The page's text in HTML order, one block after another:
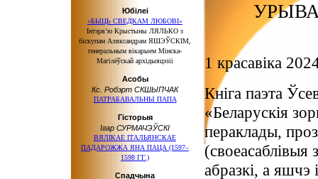
Юбілеі
«БЫЦЬ СВЕДКАМ ЛЮБОВІ»
Інтэрв’ю Крыстыны ЛЯЛЬКО з
біскупам Аляксандрам ЯШЭЎСКІМ,
генеральным вікарыем Мінска-
Магілёўскай архідыяцэзіі
Асобы
Кс. Робэрт СКШЫПЧАК
ПАТРАБАВАЛЬНЫ ПАПА
Гісторыя
Ігар СУРМАЧЭЎСКІ
ВЯЛІКАЕ ІТАЛЬЯНСКАЕ
ПАДАРОЖЖА ЯНА ПАЦА (1597–
1598 ГГ.)
Спадчына
1 красавіка
Кніга паэта
«Беларускія
пераклады,
(своеасаблівыя
абразкі, а яшчэ